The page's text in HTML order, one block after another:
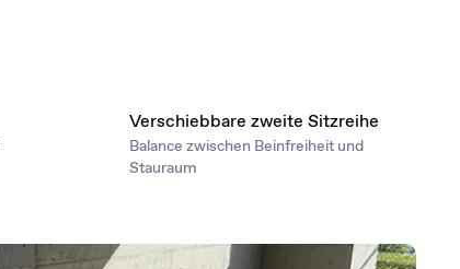
Verschiebbare zweite Sitzreihe
Balance zwischen Beinfreiheit und
Stauraum